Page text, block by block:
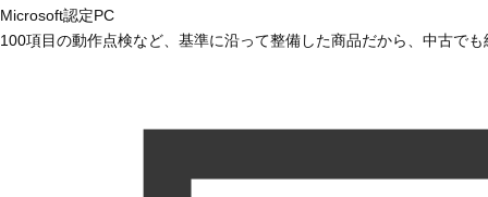
Microsoft認定PC
100項目の動作点検など、基準に沿って整備した商品だから、中古で